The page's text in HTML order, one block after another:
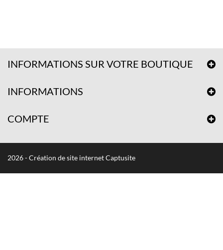
INFORMATIONS SUR VOTRE BOUTIQUE
INFORMATIONS
COMPTE
2026 - Création de site internet Captusite